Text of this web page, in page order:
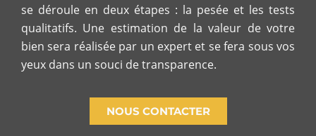
se déroule en deux étapes : la pesée et les tests
qualitatifs. Une estimation de la valeur de votre
bien sera réalisée par un expert et se fera sous vos
yeux dans un souci de transparence.
NOUS CONTACTER